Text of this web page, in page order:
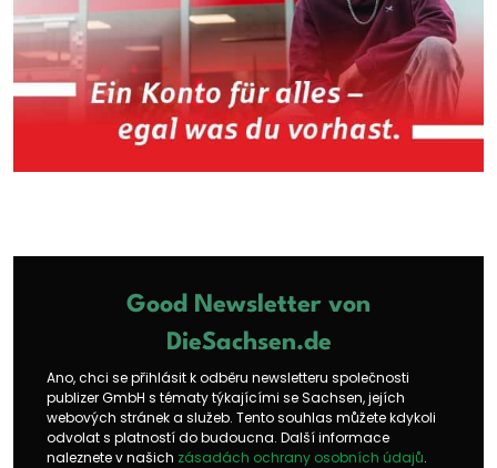
Good Newsletter von
DieSachsen.de
Ano, chci se přihlásit k odběru newsletteru společnosti
publizer GmbH s tématy týkajícími se Sachsen, jejích
webových stránek a služeb. Tento souhlas můžete kdykoli
odvolat s platností do budoucna. Další informace
naleznete v našich zásadách ochrany osobních údajů.